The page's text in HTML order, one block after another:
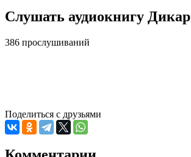
Слушать аудиокнигу
386 прослушиваний
Поделиться с друзьями